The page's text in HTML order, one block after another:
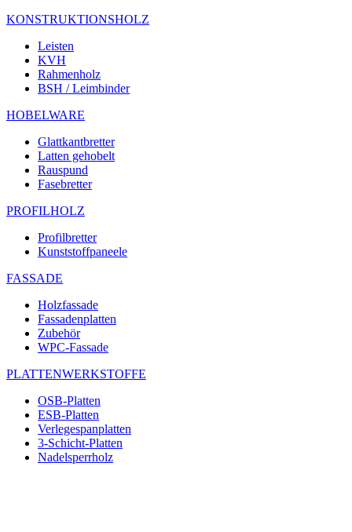
KONSTRUKTIONSHOLZ
Leisten
KVH
Rahmenholz
BSH / Leimbinder
HOBELWARE
Glattkantbretter
Latten gehobelt
Rauspund
Fasebretter
PROFILHOLZ
Profilbretter
Kunststoffpaneele
FASSADE
Holzfassade
Fassadenplatten
Zubehör
WPC-Fassade
PLATTENWERKSTOFFE
OSB-Platten
ESB-Platten
Verlegespanplatten
3-Schicht-Platten
Nadelsperrholz